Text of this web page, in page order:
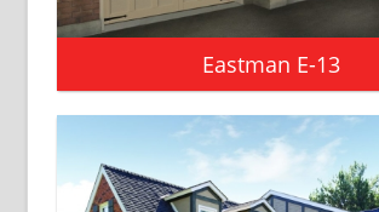
Eastman E-13